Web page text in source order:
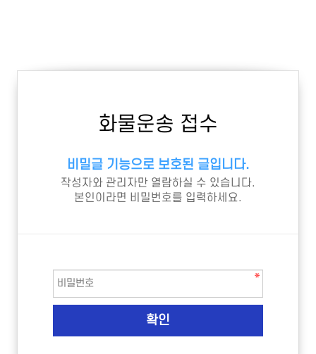
화물운송 접수
비밀글 기능으로 보호된 글입니다.
작성자와 관리자만 열람하실 수 있습니다.
본인이라면 비밀번호를 입력하세요.